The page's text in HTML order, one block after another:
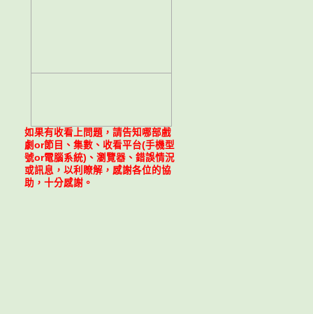
如果有收看上問題，請告知哪部戲
劇or節目、集數、收看平台(手機型
號or電腦系統)、瀏覽器、錯誤情況
或訊息，以利瞭解，感謝各位的協
助，十分感謝。